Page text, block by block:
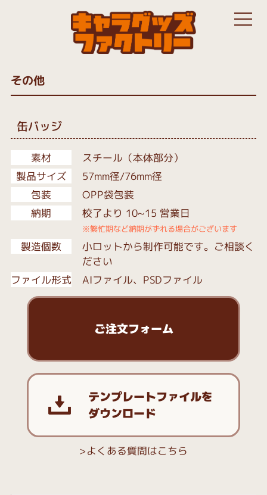
その他
缶バッジ
素材 スチール（本体部分）
製品サイズ 57mm径/76mm径
包装 OPP袋包装
納期 校了より 10~15 営業日
※繁忙期など納期がずれる場合がございます
製造個数 小ロットから制作可能です。ご相談く
ださい
ファイル形式 AIファイル、PSDファイル
ご注文フォーム
テンプレートファイルを
ダウンロード
よくある質問はこちら